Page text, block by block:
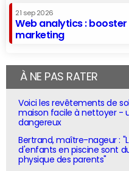
21 sep 2026
Web analytics :
marketing
À NE PAS RATER
Voici les revêtements de
maison facile à nettoyer -
dangereux
Bertrand, maître-nageur :
d'enfants en piscine sont
physique des parents"